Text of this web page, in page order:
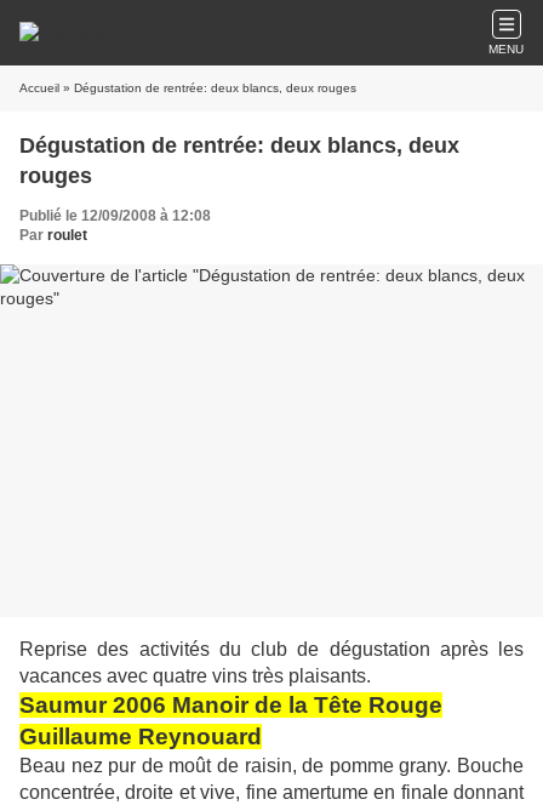
MENU
Accueil » Dégustation de rentrée: deux blancs, deux rouges
Dégustation de rentrée: deux blancs, deux
rouges
Publié le 12/09/2008 à 12:08
Par roulet
Reprise des activités du club de dégustation après les
vacances avec quatre vins très plaisants.
Saumur 2006 Manoir de la Tête Rouge
Guillaume Reynouard
Beau nez pur de moût de raisin, de pomme grany. Bouche
concentrée, droite et vive, fine amertume en finale donnant